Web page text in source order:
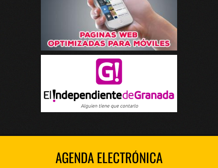
AGENDA ELECTRÓNICA